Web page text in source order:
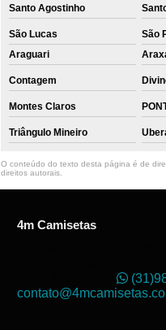
Santo Agostinho
São Lucas São
Araguari
Contagem
Montes Claros
Triângulo Mineiro
O conteúdo do texto desta página é de
direitos autorais
4m Camisetas